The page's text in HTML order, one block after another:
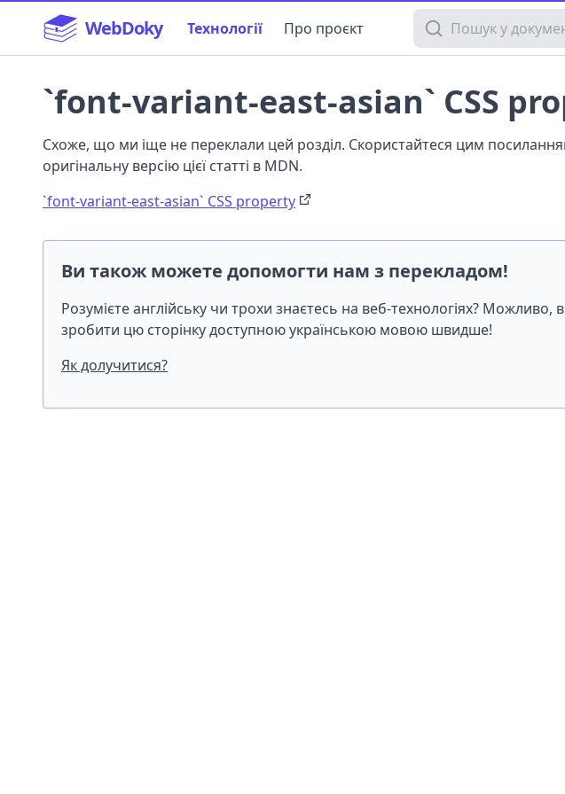
WebDoky Технології Про проєкт Пошук у документації
`font-variant-east-asian` CSS
Схоже, що ми іще не переклали цей розділ. Скористайтеся цим
оригінальну версію цієї статті в MDN.
`font-variant-east-asian` CSS property
Ви також можете допомогти нам з перекладом!
Розумієте англійську чи трохи знаєтесь на веб-технологіях?
зробити цю сторінку доступною українською мовою швидше!
Як долучитися?